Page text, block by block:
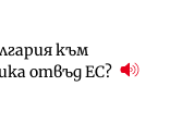
към
отвъд ЕС?
че големи
откажат
забраната